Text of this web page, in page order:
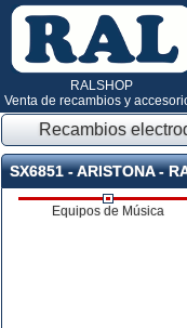
RALSHOP
Venta de recambios y
Recambios
SX6851 - ARISTONA -
Equipos de Música